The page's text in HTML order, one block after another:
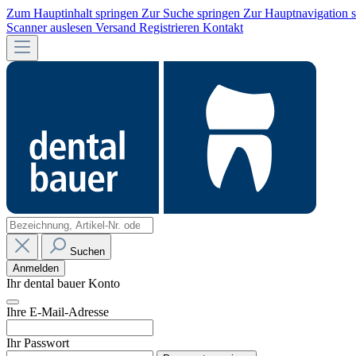
Zum Hauptinhalt springen Zur Suche springen Zur Hauptnavigation
Scanner auslesen Versand Registrieren Kontakt
Suchen
Anmelden
Ihr dental bauer Konto
Ihre E-Mail-Adresse
Ihr Passwort